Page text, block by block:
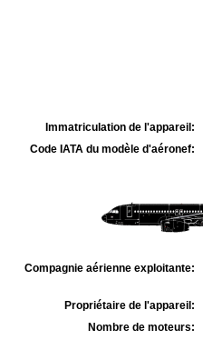
Immatriculation de l'appareil:
Code IATA du modèle d'aéronef:
Compagnie aérienne exploitante:
Propriétaire de l'appareil:
Nombre de moteurs: